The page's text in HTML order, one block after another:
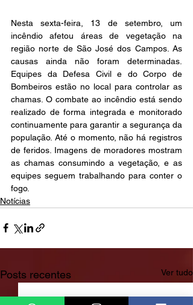
Nesta sexta-feira, 13 de setembro, um
incêndio afetou áreas de vegetação na
região norte de São José dos Campos. As
causas ainda não foram determinadas.
Equipes da Defesa Civil e do Corpo de
Bombeiros estão no local para controlar as
chamas. O combate ao incêndio está sendo
realizado de forma integrada e monitorado
continuamente para garantir a segurança da
população. Até o momento, não há registros
de feridos. Imagens de moradores mostram
as chamas consumindo a vegetação, e as
equipes seguem trabalhando para conter o
fogo.
Notícias
Posts recentes Ver tudo